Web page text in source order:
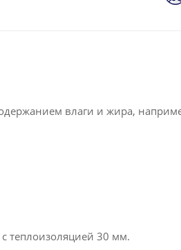
влаги и жира,
теплоизоляцией 30 мм.